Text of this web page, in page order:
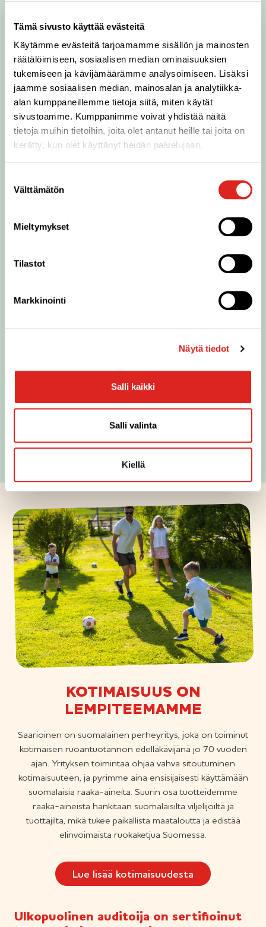
Tämä sivusto käyttää evästeitä
Käytämme evästeitä tarjoamamme sisällön ja mainosten
räätälöimiseen, sosiaalisen median ominaisuuksien
tukemiseen ja kävijämäärämme analysoimiseen. Lisäksi
jaamme sosiaalisen median, mainosalan ja analytiikka-
alan kumppaneillemme tietoja siitä, miten käytät
sivustoamme. Kumppanimme voivat yhdistää näitä
tietoja muihin tietoihin, joita olet antanut heille tai joita on
kerätty, kun olet käyttänyt heidän palvelujaan.
valinta
Välttämätön
Mieltymykset
Tilastot
Markkinointi
Näytä tiedot
Salli kaikki
Salli valinta
Kiellä
Hyvä hallinto
Lue hyvästä hallinnosta
KOTIMAISUUS ON
LEMPITEEMAMME
Saarioinen on suomalainen perheyritys, joka on toiminut
kotimaisen ruoantuotannon edelläkävijänä jo 70 vuoden
ajan. Yrityksen toimintaa ohjaa vahva sitoutuminen
kotimaisuuteen, ja pyrimme aina ensisijaisesti käyttämään
suomalaisia raaka-aineita. Suurin osa tuotteidemme
raaka-aineista hankitaan suomalaisilta viljelijöiltä ja
tuottajilta, mikä tukee paikallista maataloutta ja edistää
elinvoimaista ruokaketjua Suomessa.
Lue lisää kotimaisuudesta
Ulkopuolinen auditoija on sertifioinut